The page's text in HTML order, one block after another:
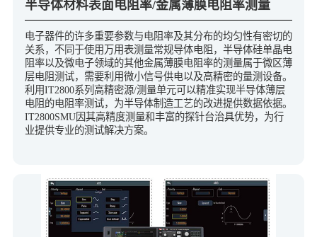
半导体材料表面电阻率/金属薄膜电阻率测量
电子器件的许多重要参数与电阻率及其分布的均匀性有密切的
关系，不同于使用万用表测量常规导体电阻，半导体硅单晶电
阻率以及微电子领域的其他金属薄膜电阻率的测量属于微区薄
层电阻测试，需要利用微小信号供电以及高精密的量测设备。
利用IT2800系列高精密源/测量单元可以精准实现半导体薄层
电阻的电阻率测试，为半导体制造工艺的改进提供数据依据。
IT2800SMU因其高精度测量和丰富的探针台治具优势，为行
业提供专业的测试解决方案。